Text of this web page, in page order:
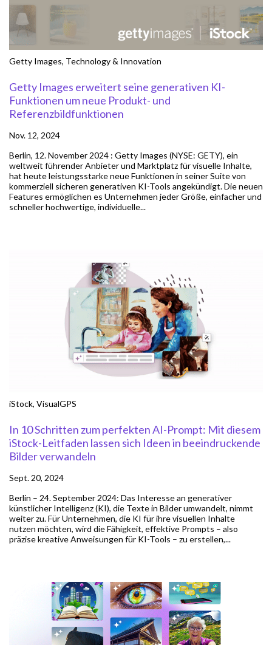
Getty Images, Technology & Innovation
Getty Images erweitert seine generativen KI-
Funktionen um neue Produkt- und
Referenzbildfunktionen
Nov. 12, 2024
Berlin, 12. November 2024 : Getty Images (NYSE: GETY), ein
weltweit führender Anbieter und Marktplatz für visuelle Inhalte,
hat heute leistungsstarke neue Funktionen in seiner Suite von
kommerziell sicheren generativen KI-Tools angekündigt. Die neuen
Features ermöglichen es Unternehmen jeder Größe, einfacher und
schneller hochwertige, individuelle...
iStock, VisualGPS
In 10 Schritten zum perfekten AI-Prompt: Mit diesem
iStock-Leitfaden lassen sich Ideen in beeindruckende
Bilder verwandeln
Sept. 20, 2024
Berlin – 24. September 2024: Das Interesse an generativer
künstlicher Intelligenz (KI), die Texte in Bilder umwandelt, nimmt
weiter zu. Für Unternehmen, die KI für ihre visuellen Inhalte
nutzen möchten, wird die Fähigkeit, effektive Prompts – also
präzise kreative Anweisungen für KI-Tools – zu erstellen,...